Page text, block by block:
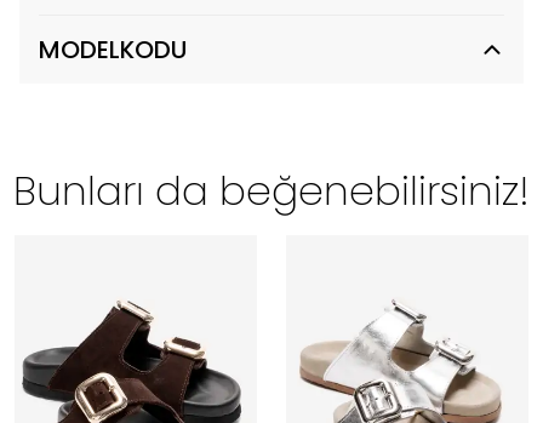
MODELKODU
Bunları da beğenebilirsiniz!